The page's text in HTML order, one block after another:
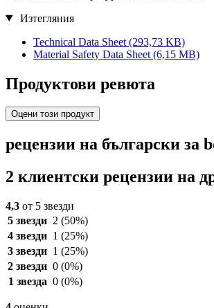
Изтегляния
Technical Data Sheet (293,73 KB)
Material Safety Data Sheet (6,15 MB)
Продуктови ревюта
Оцени този продукт
рецензии на български за
2 клиентски рецензии на
4,3 от 5 звезди
5 звезди 2 (50%)
4 звезди 1 (25%)
3 звезди 1 (25%)
2 звезди 0 (0%)
1 звезда 0 (0%)